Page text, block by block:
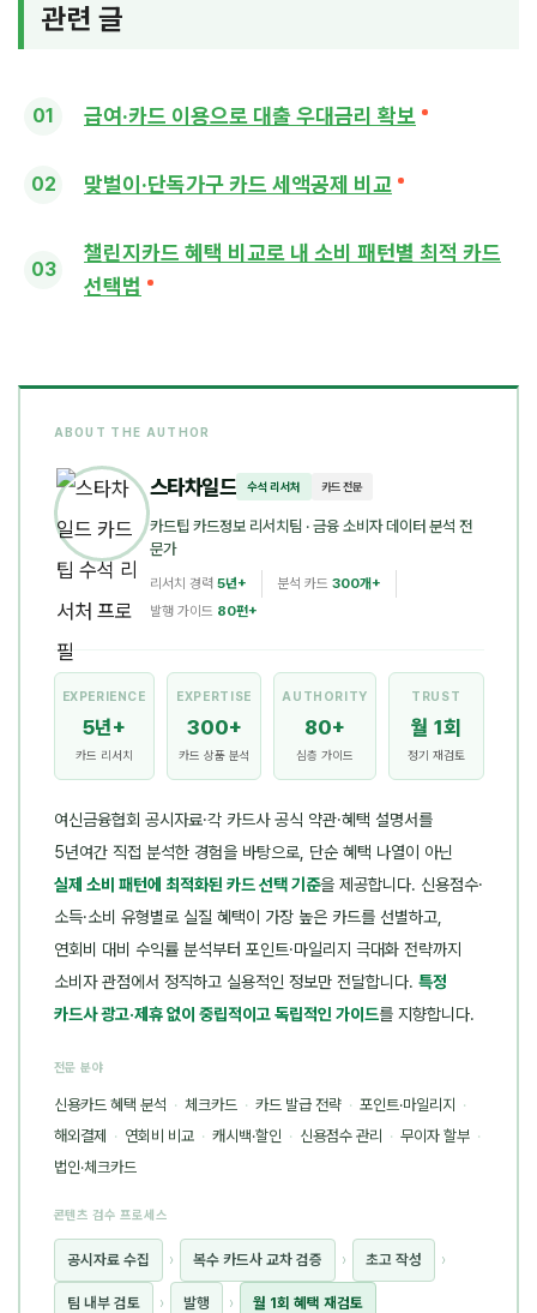
관련 글
급여·카드 이용으로 대출 우대금리 확보
맞벌이·단독가구 카드 세액공제 비교
챌린지카드 혜택 비교로 내 소비 패턴별 최적 카드
선택법
ABOUT THE AUTHOR
스타차일드 수석 리서처 카드 전문
카드팁 카드정보 리서치팀 · 금융 소비자 데이터 분석 전
문가
리서치 경력 5년+ 분석 카드 300개+
발행 가이드 80편+
EXPERIENCE
5년+
카드 리서치
EXPERTISE
300+
카드 상품 분석
AUTHORITY
80+
심층 가이드
TRUST
월 1회
정기 재검토
여신금융협회 공시자료·각 카드사 공식 약관·혜택 설명서를
5년여간 직접 분석한 경험을 바탕으로, 단순 혜택 나열이 아닌
실제 소비 패턴에 최적화된 카드 선택 기준을 제공합니다. 신용점수·
소득·소비 유형별로 실질 혜택이 가장 높은 카드를 선별하고,
연회비 대비 수익률 분석부터 포인트·마일리지 극대화 전략까지
소비자 관점에서 정직하고 실용적인 정보만 전달합니다. 특정
카드사 광고·제휴 없이 중립적이고 독립적인 가이드를 지향합니다.
전문 분야
신용카드 혜택 분석 · 체크카드 · 카드 발급 전략 · 포인트·마일리지 ·
해외결제 · 연회비 비교 · 캐시백·할인 · 신용점수 관리 · 무이자 할부 ·
법인·체크카드
콘텐츠 검수 프로세스
공시자료 수집 › 복수 카드사 교차 검증 › 초고 작성 ›
팀 내부 검토 › 발행 › 월 1회 혜택 재검토